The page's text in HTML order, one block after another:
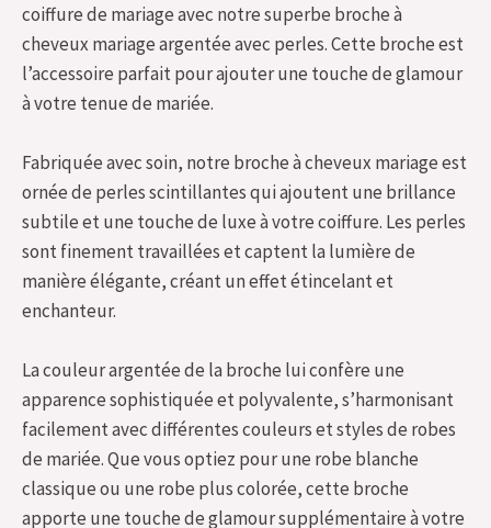
coiffure de mariage avec notre superbe broche à
cheveux mariage argentée avec perles. Cette broche est
l’accessoire parfait pour ajouter une touche de glamour
à votre tenue de mariée.
Fabriquée avec soin, notre broche à cheveux mariage est
ornée de perles scintillantes qui ajoutent une brillance
subtile et une touche de luxe à votre coiffure. Les perles
sont finement travaillées et captent la lumière de
manière élégante, créant un effet étincelant et
enchanteur.
La couleur argentée de la broche lui confère une
apparence sophistiquée et polyvalente, s’harmonisant
facilement avec différentes couleurs et styles de robes
de mariée. Que vous optiez pour une robe blanche
classique ou une robe plus colorée, cette broche
apporte une touche de glamour supplémentaire à votre